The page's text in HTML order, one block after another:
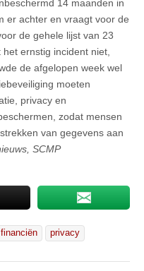
14 maanden in
er achter en vraagt voor de
de gehele lijst van 23
ernstig incident niet,
de afgelopen week wel
moeten
privacy en
zodat mensen
van gegevens aan
SCMP
financiën privacy